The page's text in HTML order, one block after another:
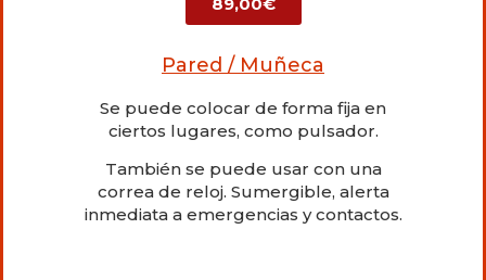
Pared / Muñeca
Se puede colocar de forma fija en
ciertos lugares, como pulsador.
También se puede usar con una
correa de reloj. Sumergible, alerta
inmediata a emergencias y contactos.